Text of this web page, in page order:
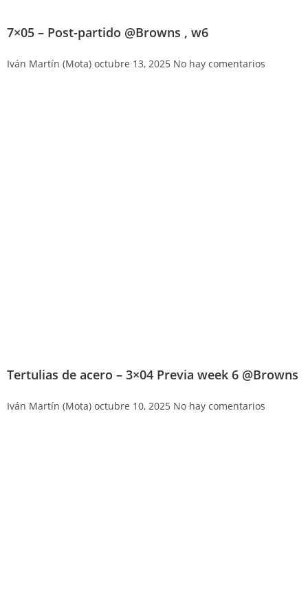
7×05 – Post-partido @Browns , w6
Iván Martín (Mota) octubre 13, 2025 No hay comentarios
Tertulias de acero – 3×04 Previa week 6 @Browns
Iván Martín (Mota) octubre 10, 2025 No hay comentarios